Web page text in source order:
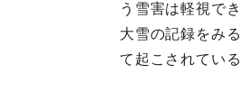
う雪害は軽視で
大雪の記録をみ
て起こされてい